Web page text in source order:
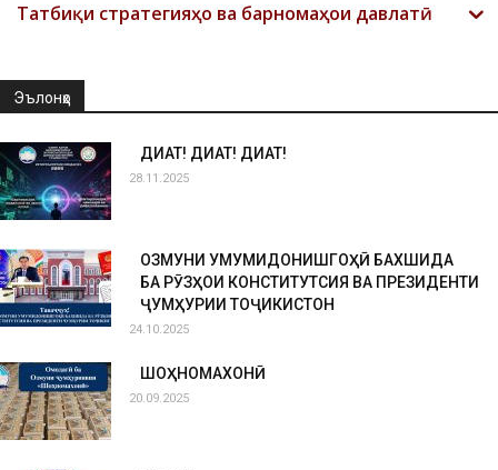
Татбиқи стратегияҳо ва барномаҳои давлатӣ
Эълонҳо
ДИҚҚАТ! ДИҚҚАТ! ДИҚҚАТ!
28.11.2025
ОЗМУНИ УМУМИДОНИШГОҲӢ БАХШИДА
БА РӮЗҲОИ КОНСТИТУТСИЯ ВА ПРЕЗИДЕНТИ
ҶУМҲУРИИ ТОҶИКИСТОН
24.10.2025
ШОҲНОМАХОНӢ
20.09.2025